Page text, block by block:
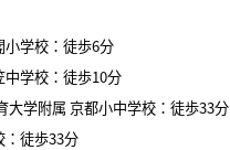
小学校：徒歩6分
中学校：徒歩10分
大学附属 京都小中学校：徒歩33分
：徒歩33分